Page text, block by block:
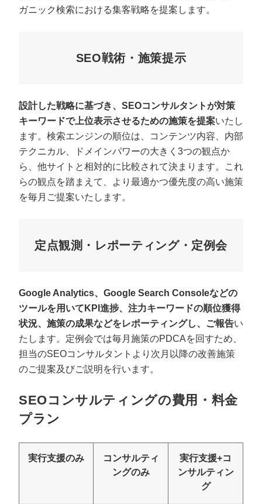
ガニック検索における集客戦略を提案します。
SEO戦術・施策提示
設計した戦略に基づき、SEOコンサルタントが対策
キーワードで上位表示させるための施策を提案いたし
ます。検索エンジンの順位は、コンテンツ内容、内部
テクニカル、ドメインパワーの大きく3つの観点か
ら、他サイトと相対的に比較されて決まります。これ
らの観点を踏まえて、より最適かつ優先度の高い施策
を毎月ご提案いたします。
定点観測・レポーティング・定例会
Google Analytics、Google Search Consoleなどの
ツールを用いてKPI進捗、注力キーワードの順位獲得
状況、施策の成果などをレポーティングし、ご報告い
たします。定例会では毎月施策のPDCAを回すため、
担当のSEOコンサルタントより次月以降の改善施策
のご提案及びご説明を行います。
SEOコンサルティングの費用・料金
プラン
実行支援のみ
コンサルティ
ングのみ
実行支援+コ
ンサルティン
グ